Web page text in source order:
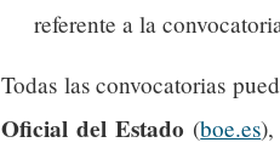
referente a la
Todas las convocatorias
Oficial del Estado (boe.es),